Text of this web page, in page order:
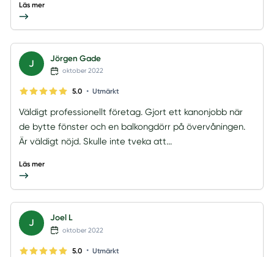
Läs mer
J Jörgen Gade
oktober 2022
5.0 • Utmärkt
Väldigt professionellt företag. Gjort ett kanonjobb när
de bytte fönster och en balkongdörr på övervåningen.
Är väldigt nöjd. Skulle inte tveka att...
Läs mer
J Joel L
oktober 2022
5.0 • Utmärkt